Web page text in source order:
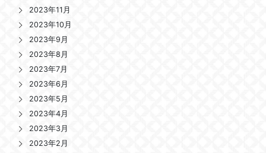
2023年11月
2023年10月
2023年9月
2023年8月
2023年7月
2023年6月
2023年5月
2023年4月
2023年3月
2023年2月